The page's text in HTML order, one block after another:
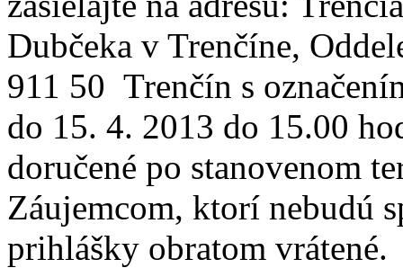
Dubčeka v Trenčíne,
911 50 Trenčín s
do 15. 4. 2013 do 15.00
doručené po stanovenom
Záujemcom, ktorí nebudú
prihlášky obratom vrátené.